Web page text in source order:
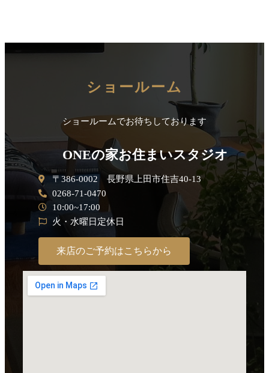
ショールーム
ショールームでお待ちしております
ONEの家お住まいスタジオ
〒386-0002 長野県上田市住吉40-13
0268-71-0470
10:00~17:00
火・水曜日定休日
来店のご予約はこちらから